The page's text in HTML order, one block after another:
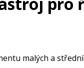
malých a